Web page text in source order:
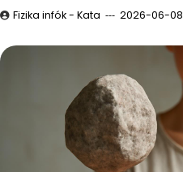
Fizika infók - Kata 2026-06-08